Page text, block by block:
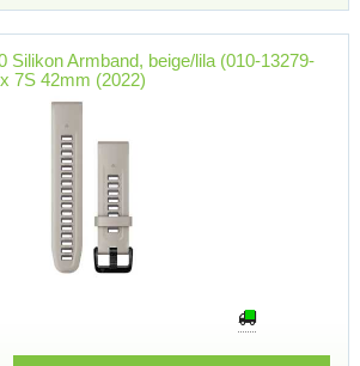
Silikon Armband, beige/lila (010-13279-
7S 42mm (2022)